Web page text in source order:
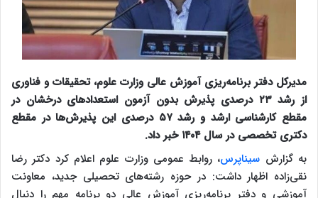
مدیرکل دفتر برنامه‌ریزی آموزش عالی وزارت علوم، تحقیقات و فناوری
از رشد ۲۳ درصدی پذیرش بدون آزمون استعداد‌های درخشان در
مقطع کارشناسی ارشد و رشد ۵۷ درصدی این پذیرش‌ها در مقطع
دکتری تخصصی در سال ۱۴۰۴ خبر داد.
به گزارش سیناپرس، روابط عمومی وزارت علوم اعلام کرد دکتر رضا
نقی‌زاده اظهار داشت: در حوزه رشته‌های تحصیلی جدید، معاونت
آموزشی و دفتر برنامه‌ریزی آموزش عالی دو برنامه مهم را دنبال